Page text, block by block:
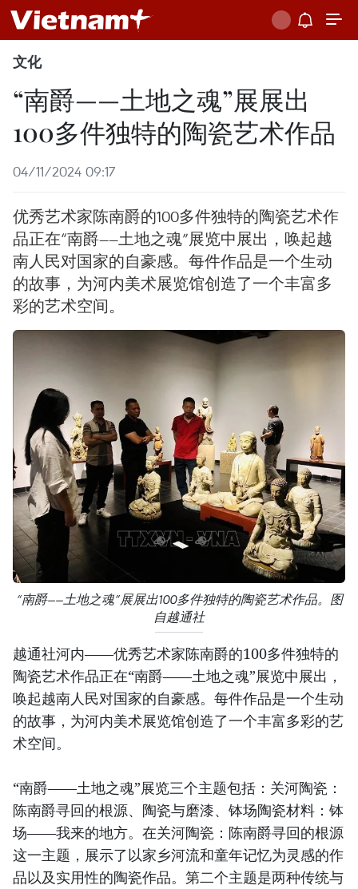
文化
“南爵——土地之魂”展展出
100多件独特的陶瓷艺术作品
04/11/2024 09:17
优秀艺术家陈南爵的100多件独特的陶瓷艺术作
品正在“南爵——土地之魂”展览中展出，唤起越
南人民对国家的自豪感。每件作品是一个生动
的故事，为河内美术展览馆创造了一个丰富多
彩的艺术空间。
“南爵——土地之魂”展展出100多件独特的陶瓷艺术作品。图
自越通社
越通社河内——优秀艺术家陈南爵的100多件独特的
陶瓷艺术作品正在“南爵——土地之魂”展览中展出，
唤起越南人民对国家的自豪感。每件作品是一个生动
的故事，为河内美术展览馆创造了一个丰富多彩的艺
术空间。
“南爵——土地之魂”展览三个主题包括：关河陶瓷：
陈南爵寻回的根源、陶瓷与磨漆、钵场陶瓷材料：钵
场——我来的地方。在关河陶瓷：陈南爵寻回的根源
这一主题，展示了以家乡河流和童年记忆为灵感的作
品以及实用性的陶瓷作品。第二个主题是两种传统与